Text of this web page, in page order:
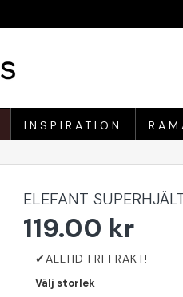
INSPIRATION
ELEFANT
119.00 kr
Välj storlek